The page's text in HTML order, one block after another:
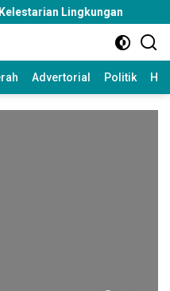
Lingkungan
Advertorial Politik